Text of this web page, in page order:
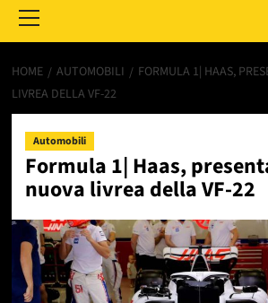
Menu
HOME AUTOMOBILI
FORMULA 1| HAAS,
LIVREA DELLA VF-22
Automobili
Formula 1| Haas,
nuova livrea della VF-22